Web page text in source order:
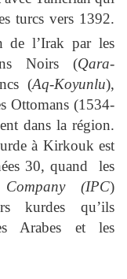
turcs vers 1392.
de l’Irak par les
Noirs (Qara-
(Aq-Koyunlu),
Ottomans (1534-
dans la région.
à Kirkouk est
30, quand les
(IPC)
kurdes qu’ils
Arabes et les